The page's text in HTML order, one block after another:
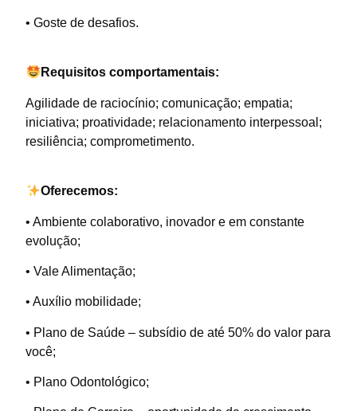
• Goste de desafios.
Requisitos comportamentais:
Agilidade de raciocínio; comunicação; empatia;
iniciativa; proatividade; relacionamento interpessoal;
resiliência; comprometimento.
Oferecemos:
• Ambiente colaborativo, inovador e em constante
evolução;
• Vale Alimentação;
• Auxílio mobilidade;
• Plano de Saúde – subsídio de até 50% do valor para
você;
• Plano Odontológico;